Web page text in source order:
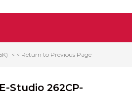
< < Return to Previous Page
Studio 262CP-